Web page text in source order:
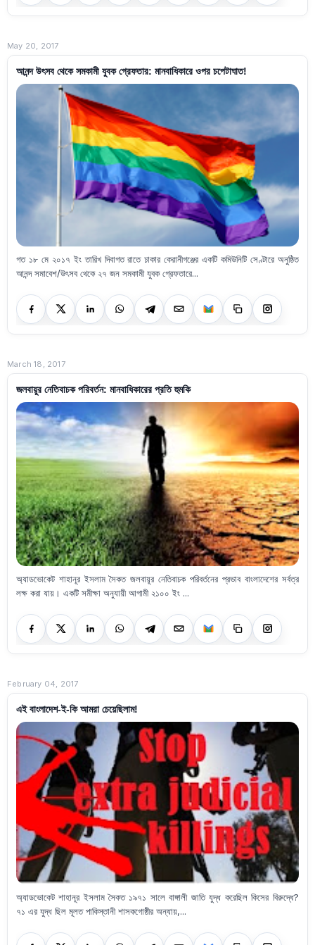
May 20, 2017
আনন্দ উৎসব থেকে সমকামী যুবক গ্রেফতার: মানবাধিকারে ওপর চপেটাঘাত!
গত ১৮ মে ২০১৭ ইং তারিখ দিবাগত রাতে ঢাকার কেরানীগঞ্জের একটি কমিউনিটি সেণ্টারে অনুষ্ঠিত
আনন্দ সমাবেশ/উৎসব থেকে ২৭ জন সমকামী যুবক গ্রেফতারে...
March 18, 2017
জলবায়ুর নেতিবাচক পরিবর্তন: মানবাধিকারের প্রতি হুমকি
অ্যাডভোকেট শাহানূর ইসলাম সৈকত জলবায়ূর নেতিবাচক পরিবর্তনের প্রভাব বাংলাদেশের সর্বত্র
লক্ষ করা যায়। একটি সমীক্ষা অনুযায়ী আগামী ২১০০ ইং ...
February 04, 2017
এই বাংলাদেশ-ই-কি আমরা চেয়েছিলাম!
অ্যাডভোকেট শাহানূর ইসলাম সৈকত ১৯৭১ সালে বাঙ্গালী জাতি যুদ্ধ করেছিল কিসের বিরুদ্ধে?
৭১ এর যুদ্ধ ছিল মূলত পাকিস্তানী শাসকগোষ্ঠীর অন্যায়,...